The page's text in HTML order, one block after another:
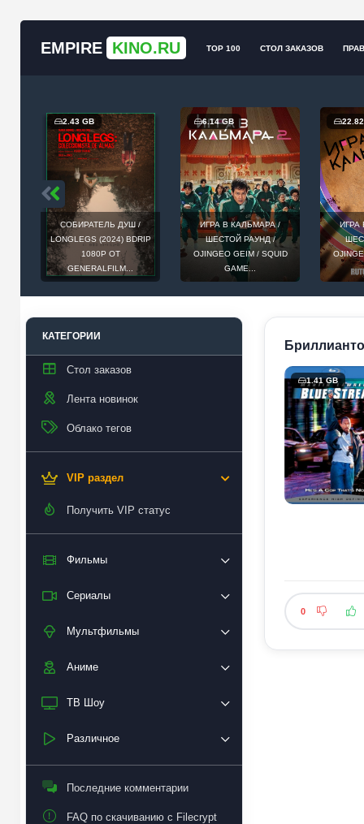
EMPIRE KINO.RU TOP 100 СТОЛ ЗАКАЗОВ
2.43 GB
СОБИРАТЕЛЬ ДУШ /
LONGLEGS (2024) BDRIP
1080P ОТ
GENERALFILM...
6.14 GB
ИГРА В КАЛЬМАРА /
ШЕСТОЙ РАУНД /
OJINGEO GEIM / SQUID
GAME...
ИГРА
КАТЕГОРИИ
Стол заказов
Лента новинок
Облако тегов
VIP раздел
Получить VIP статус
Фильмы
Сериалы
Мультфильмы
Аниме
ТВ Шоу
Различное
Последние комментарии
FAQ по скачиванию с Filecrypt
1.41 GB
0